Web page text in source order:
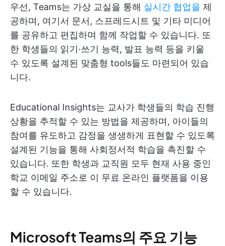
우선, Teams는 가상 교실을 통해 실시간 협업을 제
공하며, 여기서 문서, 스프레드시트 및 기타 미디어
를 공유하고 편집하며 함께 작업할 수 있습니다. 또
한 학생들의 읽기·쓰기 능력, 발표 능력 등을 키울
수 있도록 설계된 맞춤형 tools들도 마련되어 있습
니다.
Educational Insights는 교사가 학생들의 학습 진행
상황을 추적할 수 있는 방법을 제공하며, 아이들의
참여를 유도하고 감정을 생생하게 표현할 수 있도록
설계된 기능을 통해 사회정서적 학습을 촉진할 수
있습니다. 또한 학생과 교직원 모두 현재 사용 중인
학교 이메일 주소로 이 무료 온라인 플랫폼을 이용
할 수 있습니다.
Microsoft Teams의 주요 기능